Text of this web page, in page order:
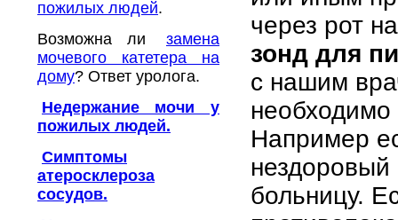
пожилых людей.
Возможна ли
замена
мочевого катетера на
дому? Ответ уролога.
Недержание мочи у
пожилых людей.
Симптомы
атеросклероза
сосудов.
через рот
зонд для
с нашим
Например
нездоровый
больницу.